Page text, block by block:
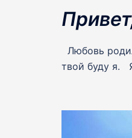
Любовь
твой буду я.